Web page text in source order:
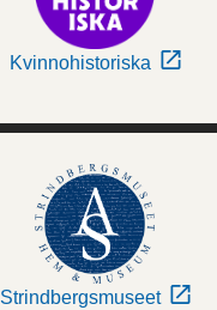
Kvinnohistoriska
Strindbergsmuseet